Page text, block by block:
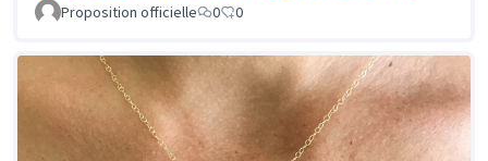
Proposition officielle 0 0